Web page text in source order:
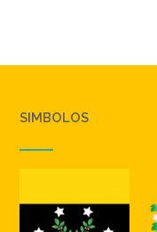
SIMBOLOS